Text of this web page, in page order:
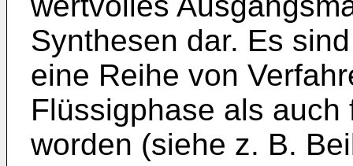
Synthesen dar. Es
eine Reihe von
Flüssigphase als
worden (siehe z. B.